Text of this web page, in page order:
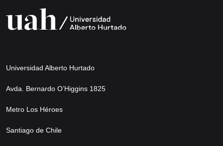
Universidad Alberto Hurtado
Avda. Bernardo O’Higgins 1825
Metro Los Héroes
Santiago de Chile